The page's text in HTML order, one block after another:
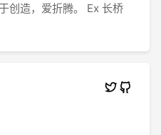
创造，爱折腾。 Ex 长桥